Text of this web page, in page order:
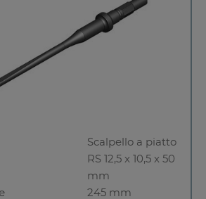
Scalpello a piatto
RS 12,5 x 10,5 x 50
mm
245 mm